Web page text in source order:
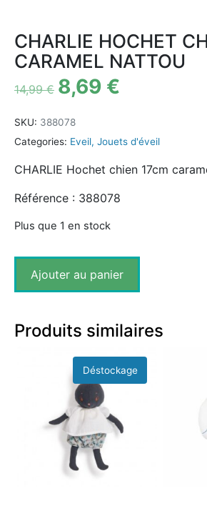
CHARLIE HOCHET
CARAMEL NATTOU
14,99€ 8,69 €
SKU: 388078
Categories: Eveil, Jouets d'éveil
CHARLIE Hochet chien 17cm
Référence : 388078
Plus que 1 en stock
Ajouter au panier
Produits similaires